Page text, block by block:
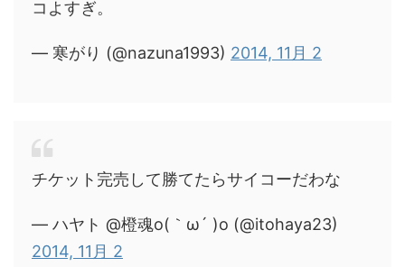
コよすぎ。
— 寒がり (@nazuna1993) 2014, 11月 2
チケット完売して勝てたらサイコーだわな
— ハヤト @橙魂o(｀ω´ )o (@itohaya23)
2014, 11月 2